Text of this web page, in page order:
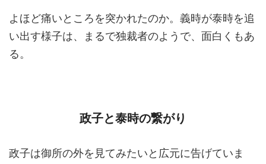
よほど痛いところを突かれたのか。義時が泰時を追
い出す様子は、まるで独裁者のようで、面白くもあ
る。
政子と泰時の繋がり
政子は御所の外を見てみたいと広元に告げていま